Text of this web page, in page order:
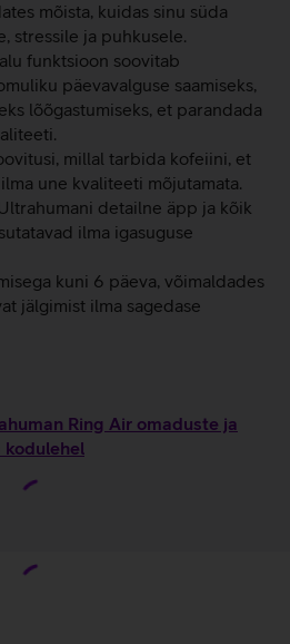
mõista, kuidas sinu süda
stressile ja puhkusele.
funktsioon soovitab
päevavalguse saamiseks,
lõõgastumiseks, et parandada
millal tarbida kofeiini, et
une kvaliteeti mõjutamata.
detailne äpp ja kõik
ilma igasuguse
kuni 6 päeva, võimaldades
jälgimist ilma sagedase
Ring Air omaduste ja